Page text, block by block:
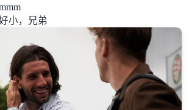
小，兄弟